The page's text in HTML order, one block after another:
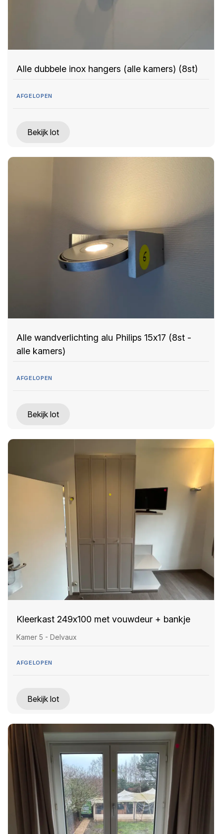
Alle dubbele inox hangers (alle kamers) (8st)
AFGELOPEN
Bekijk lot
Alle wandverlichting alu Philips 15x17 (8st -
alle kamers)
AFGELOPEN
Bekijk lot
Kleerkast 249x100 met vouwdeur + bankje
Kamer 5 - Delvaux
AFGELOPEN
Bekijk lot